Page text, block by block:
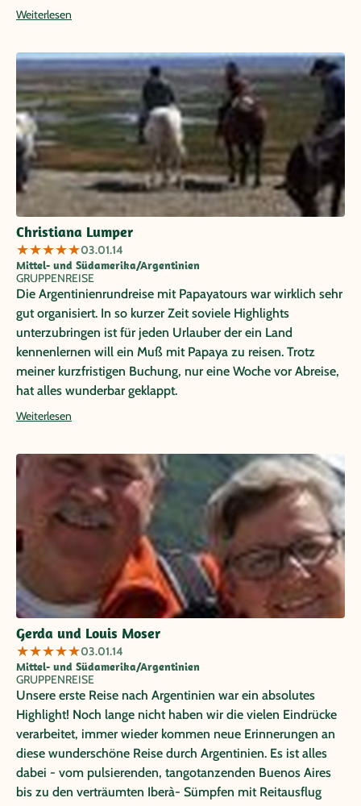
hervorzuheben fällt mir sehr schwer. Vielleicht erwähne ich
Icetrekking entschieden und können es nur
weiterempfehlen. Die optionale Wanderung im Canyon des
Rio Rintura Flusses ist nicht nur wegen der Landschaft
grandios. Wir trafen unterwegs auf einen Gaucho mit
seinen vier Hunden. Ein Erlebnis - unbezahlbar. Die
Bootsfahrt zur Pinguienkolonie ist natürlich ein MUSS für
Tierfreunde. Walter - unser Reiseleiter - hat uns mit seiner
herzlichen und unaufdringlichen Art in seinem Land
wunderbar begleitet. Vielen Dank dafür. Die Reise können
wir nur weiterempfehlen. Sie ist ausgewogen, das Konzept
durchdacht und gut organisiert.
Weiterlesen
Christiana Lumper
★★★★★03.01.14
Mittel- und Südamerika/Argentinien
GRUPPENREISE
Die Argentinienrundreise mit Papayatours war wirklich sehr
gut organisiert. In so kurzer Zeit soviele Highlights
unterzubringen ist für jeden Urlauber der ein Land
kennenlernen will ein Muß mit Papaya zu reisen. Trotz
meiner kurzfristigen Buchung, nur eine Woche vor Abreise,
hat alles wunderbar geklappt.
Weiterlesen
Gerda und Louis Moser
★★★★★03.01.14
Mittel- und Südamerika/Argentinien
GRUPPENREISE
Unsere erste Reise nach Argentinien war ein absolutes
Highlight! Noch lange nicht haben wir die vielen Eindrücke
verarbeitet, immer wieder kommen neue Erinnerungen an
diese wunderschöne Reise durch Argentinien. Es ist alles
dabei - vom pulsierenden, tangotanzenden Buenos Aires
bis zu den verträumten Iberà- Sümpfen mit Reitausflug